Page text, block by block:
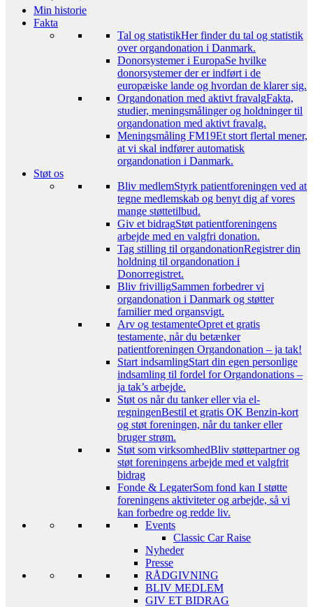
Min historie
Fakta
Tal og statistikHer finder du tal og statistik
over organdonation i Danmark.
Donorsystemer i EuropaSe hvilke
donorsystemer der er indført i de
europæiske lande og hvordan de klarer sig.
Organdonation med aktivt fravalgFakta,
studier, meningsmålinger og holdninger til
organdonation med aktivt fravalg.
Meningsmåling FM19Et stort flertal mener,
at vi skal indfører automatisk
organdonation i Danmark.
Støt os
Bliv medlemStyrk patientforeningen ved at
tegne medlemskab og benyt dig af vores
mange støttetilbud.
Giv et bidragStøt patientforeningens
arbejde med en valgfri donation.
Tag stilling til organdonationRegistrer din
holdning til organdonation i
Donorregistret.
Bliv frivilligSammen forbedrer vi
organdonation i Danmark og støtter
familier med organsvigt.
Arv og testamenteOpret et gratis
testamente, når du betænker
patientforeningen Organdonation – ja tak!
Start indsamlingStart din egen personlige
indsamling til fordel for Organdonations –
ja tak’s arbejde.
Støt os når du tanker eller via el-
regningenBestil et gratis OK Benzin-kort
og støt foreningen, når du tanker eller
bruger strøm.
Støt som virksomhedBliv støttepartner og
støt foreningens arbejde med et valgfrit
bidrag
Fonde & LegaterSom fond kan I støtte
foreningens aktiviteter og arbejde, så vi
kan forbedre og redde liv.
Events
Classic Car Raise
Nyheder
Presse
RÅDGIVNING
BLIV MEDLEM
GIV ET BIDRAG